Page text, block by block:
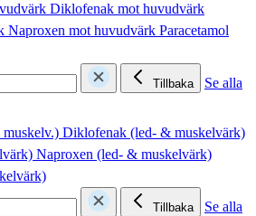
Diklofenak mot huvudvärk
Naproxen mot huvudvärk Paracetamol
Tillbaka
Se alla
Diklofenak (led- & muskelvärk)
Naproxen (led- & muskelvärk)
Tillbaka
Se alla